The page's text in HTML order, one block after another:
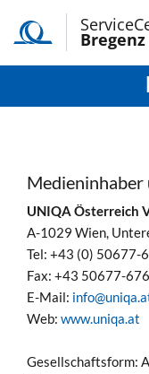
Bregenz
Medieninhaber
UNIQA Österreich
A-1029 Wien,
Tel: +43 (0) 50677-
Fax: +43 50677-676
E-Mail:
Web: www.uniqa.at
Gesellschaftsform: